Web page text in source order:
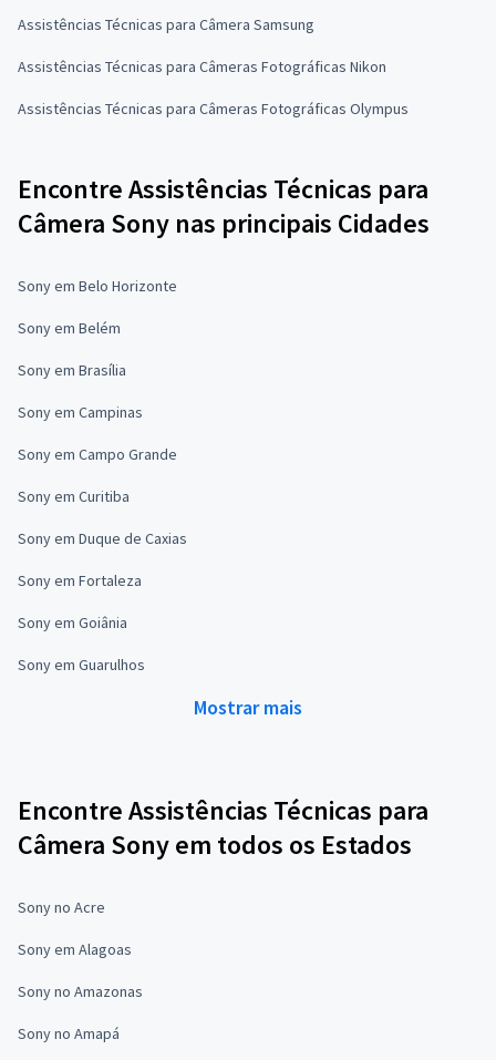
Assistências Técnicas para Câmera Samsung
Assistências Técnicas para Câmeras Fotográficas Nikon
Assistências Técnicas para Câmeras Fotográficas Olympus
Encontre Assistências Técnicas para
Câmera Sony nas principais Cidades
Sony em Belo Horizonte
Sony em Belém
Sony em Brasília
Sony em Campinas
Sony em Campo Grande
Sony em Curitiba
Sony em Duque de Caxias
Sony em Fortaleza
Sony em Goiânia
Sony em Guarulhos
Mostrar mais
Encontre Assistências Técnicas para
Câmera Sony em todos os Estados
Sony no Acre
Sony em Alagoas
Sony no Amazonas
Sony no Amapá